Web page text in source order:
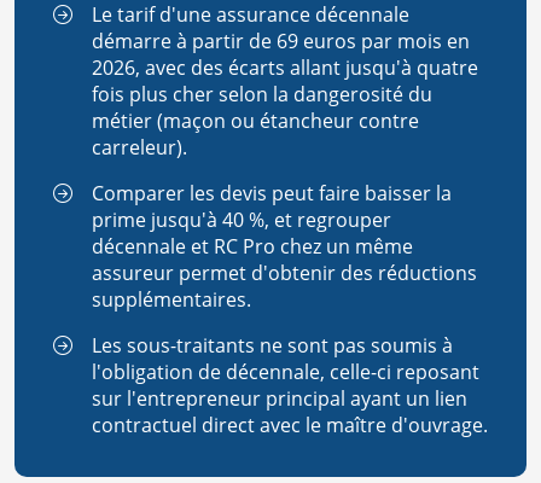
Le tarif d'une assurance décennale
démarre à partir de 69 euros par mois en
2026, avec des écarts allant jusqu'à quatre
fois plus cher selon la dangerosité du
métier (maçon ou étancheur contre
carreleur).
Comparer les devis peut faire baisser la
prime jusqu'à 40 %, et regrouper
décennale et RC Pro chez un même
assureur permet d'obtenir des réductions
supplémentaires.
Les sous-traitants ne sont pas soumis à
l'obligation de décennale, celle-ci reposant
sur l'entrepreneur principal ayant un lien
contractuel direct avec le maître d'ouvrage.